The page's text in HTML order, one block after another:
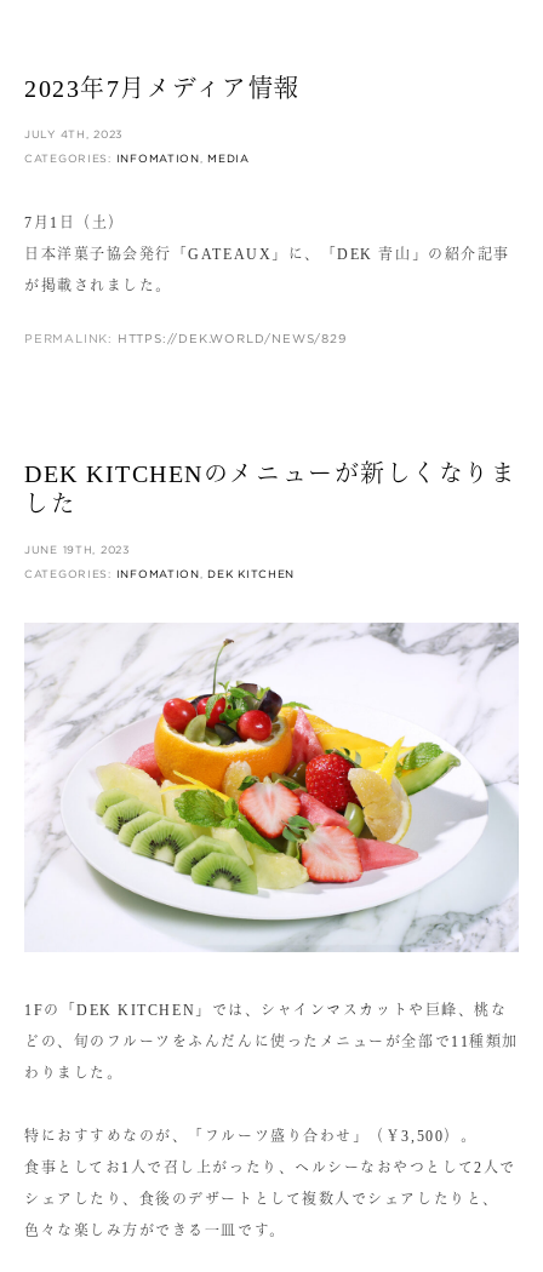
2023年7月メディア情報
JULY 4TH, 2023
CATEGORIES: INFOMATION ,MEDIA
7月1日（土）
日本洋菓子協会発行「GATEAUX」に、「DEK 青山」の紹介記事
が掲載されました。
PERMALINK: HTTPS://DEK.WORLD/NEWS/829
DEK KITCHENのメニューが新しくなりま
した
JUNE 19TH, 2023
CATEGORIES: INFOMATION ,DEK KITCHEN
1Fの「DEK KITCHEN」では、シャインマスカットや巨峰、桃な
どの、旬のフルーツをふんだんに使ったメニューが全部で11種類加
わりました。
特におすすめなのが、「フルーツ盛り合わせ」（￥3,500）。
食事としてお1人で召し上がったり、ヘルシーなおやつとして2人で
シェアしたり、食後のデザートとして複数人でシェアしたりと、
色々な楽しみ方ができる一皿です。